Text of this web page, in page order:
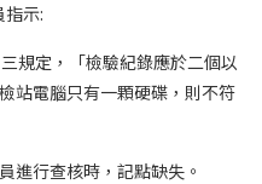
示:
規定，「檢驗紀錄應於二個以
站電腦只有一顆硬碟，則不符
進行查核時，記點缺失。